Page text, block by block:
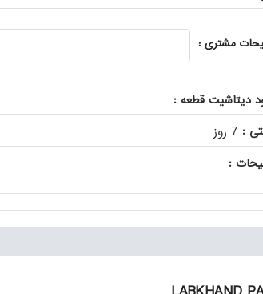
مشتری :
دیتاشیت قطعه :
: 7 روز
: